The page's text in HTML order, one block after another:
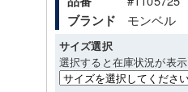
ブランド モンベル
サイズ選択
選択すると在庫状況が表示